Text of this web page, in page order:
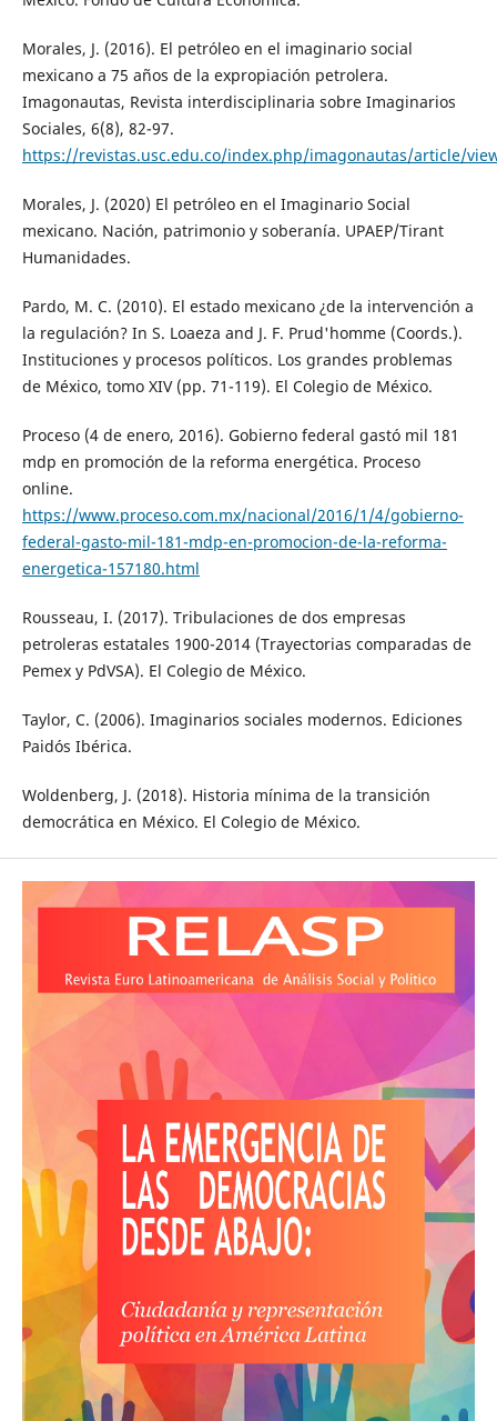
Morales, J. (2016). El petróleo en el imaginario social
mexicano a 75 años de la expropiación petrolera.
Imagonautas, Revista interdisciplinaria sobre Imaginarios
Sociales, 6(8), 82-97.
https://revistas.usc.edu.co/index.php/imagonautas/article/
Morales, J. (2020) El petróleo en el Imaginario Social
mexicano. Nación, patrimonio y soberanía. UPAEP/Tirant
Humanidades.
Pardo, M. C. (2010). El estado mexicano ¿de la intervención a
la regulación? In S. Loaeza and J. F. Prud'homme (Coords.).
Instituciones y procesos políticos. Los grandes problemas
de México, tomo XIV (pp. 71-119). El Colegio de México.
Proceso (4 de enero, 2016). Gobierno federal gastó mil 181
mdp en promoción de la reforma energética. Proceso
online.
https://www.proceso.com.mx/nacional/2016/1/4/gobierno-
federal-gasto-mil-181-mdp-en-promocion-de-la-reforma-
energetica-157180.html
Rousseau, I. (2017). Tribulaciones de dos empresas
petroleras estatales 1900-2014 (Trayectorias comparadas de
Pemex y PdVSA). El Colegio de México.
Taylor, C. (2006). Imaginarios sociales modernos. Ediciones
Paidós Ibérica.
Woldenberg, J. (2018). Historia mínima de la transición
democrática en México. El Colegio de México.